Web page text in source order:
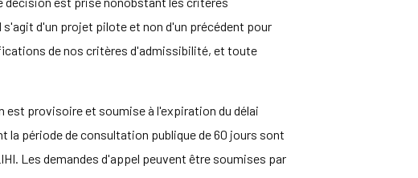
d'un projet pilote et non d'un précédent pour
de nos critères d'admissibilité, et toute
provisoire et soumise à l'expiration du délai
la période de consultation publique de 60 jours sont
Les demandes d'appel peuvent être soumises par